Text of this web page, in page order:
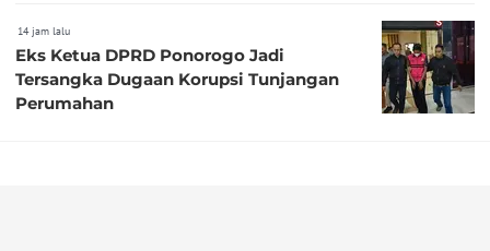
14 jam lalu
Eks Ketua DPRD Ponorogo Jadi
Tersangka Dugaan Korupsi Tunjangan
Perumahan